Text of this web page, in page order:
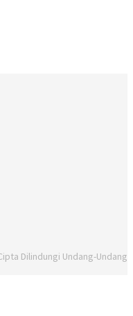
Dilindungi Undang-Undang